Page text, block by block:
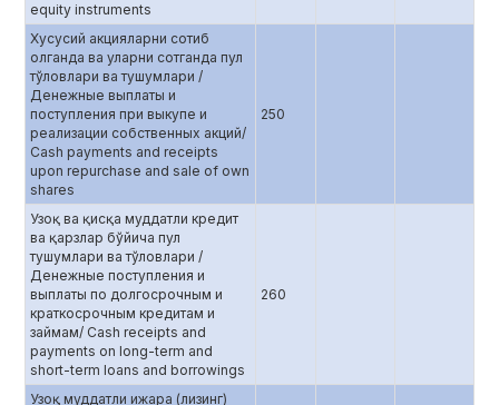
equity instruments
Хусусий акцияларни сотиб
олганда ва уларни сотганда пул
тўловлари ва тушумлари /
Денежные выплаты и
поступления при выкупе и
реализации собственных акций/
Cash payments and receipts
upon repurchase and sale of own
shares
250
Узоқ ва қисқа муддатли кредит
ва қарзлар бўйича пул
тушумлари ва тўловлари /
Денежные поступления и
выплаты по долгосрочным и
краткосрочным кредитам и
займам/ Cash receipts and
payments on long-term and
short-term loans and borrowings
260
Узоқ муддатли ижара (лизинг)